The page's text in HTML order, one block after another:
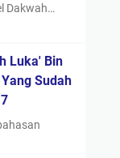
Dakwah…
Luka' Bin
Sudah